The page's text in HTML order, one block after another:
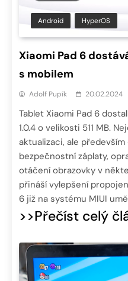
Android HyperOS
Xiaomi Pad 6
s mobilem
Adolf Pupík 20.02.2024
Tablet Xiaomi Pad 6
1.0.4 o velikosti 511 MB.
aktualizaci, ale
bezpečnostní záplaty,
otáčení obrazovky v
přináší vylepšení
6 již na systému MIUI
>>Přečíst celý